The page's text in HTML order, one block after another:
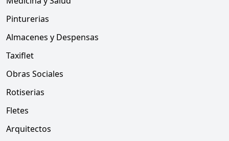
Pinturerias
Almacenes y Despensas
Taxiflet
Obras Sociales
Rotiserias
Fletes
Arquitectos